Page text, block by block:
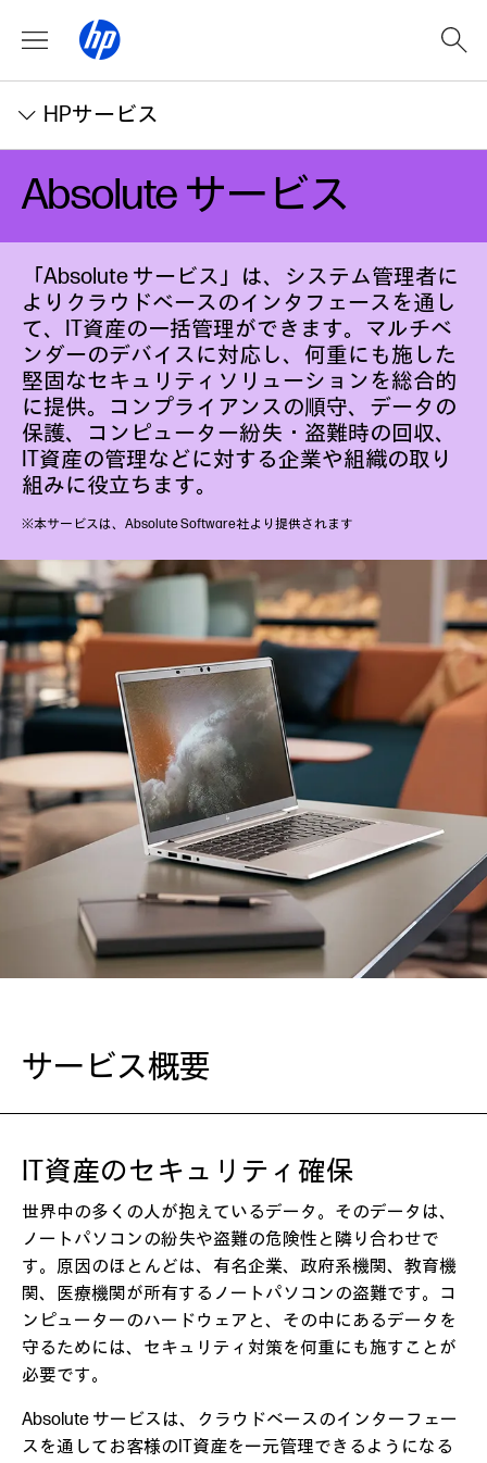
HPサービス
Absoluteサービス
「Absolute サービス」は、システム管理者に
よりクラウドベースのインタフェースを通し
て、IT資産の一括管理ができます。マルチベ
ンダーのデバイスに対応し、何重にも施した
堅固なセキュリティソリューションを総合的
に提供。コンプライアンスの順守、データの
保護、コンピューター紛失・盗難時の回収、
IT資産の管理などに対する企業や組織の取り
組みに役立ちます。
※本サービスは、Absolute Software社より提供されます
サービス概要
IT資産のセキュリティ確保
世界中の多くの人が抱えているデータ。そのデータは、
ノートパソコンの紛失や盗難の危険性と隣り合わせで
す。原因のほとんどは、有名企業、政府系機関、教育機
関、医療機関が所有するノートパソコンの盗難です。コ
ンピューターのハードウェアと、その中にあるデータを
守るためには、セキュリティ対策を何重にも施すことが
必要です。
Absolute サービスは、クラウドベースのインターフェー
スを通してお客様のIT資産を一元管理できるようになる